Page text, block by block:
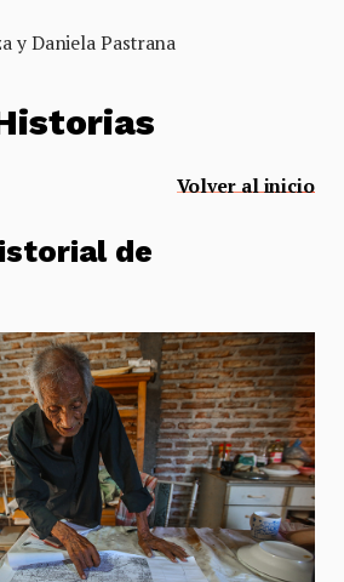
y Daniela Pastrana
Volver al inicio
de